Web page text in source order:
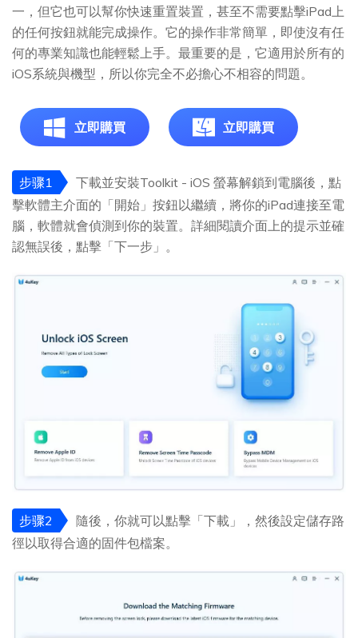
一，但它也可以幫你快速重置裝置，甚至不需要點擊iPad上
的任何按鈕就能完成操作。它的操作非常簡單，即使沒有任
何的專業知識也能輕鬆上手。最重要的是，它適用於所有的
iOS系統與機型，所以你完全不必擔心不相容的問題。
立即購買 立即購買
步骤1
下載並安裝Toolkit - iOS 螢幕解鎖到電腦後，點
擊軟體主介面的「開始」按鈕以繼續，將你的iPad連接至電
腦，軟體就會偵測到你的裝置。詳細閱讀介面上的提示並確
認無誤後，點擊「下一步」。
步骤2
隨後，你就可以點擊「下載」，然後設定儲存路
徑以取得合適的固件包檔案。